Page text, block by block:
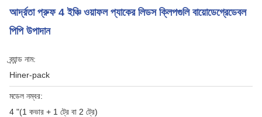
আর্দ্রতা প্রুফ 4 ইঞ্চি ওয়াফল প্যাকের লিডস ক্লিপগুলি বায়োডেগ্রেডেবল
পিপি উপাদান
ব্র্যান্ড নাম:
Hiner-pack
মডেল নম্বর:
4 "(1 কভার + 1 ট্রে বা 2 ট্রে)